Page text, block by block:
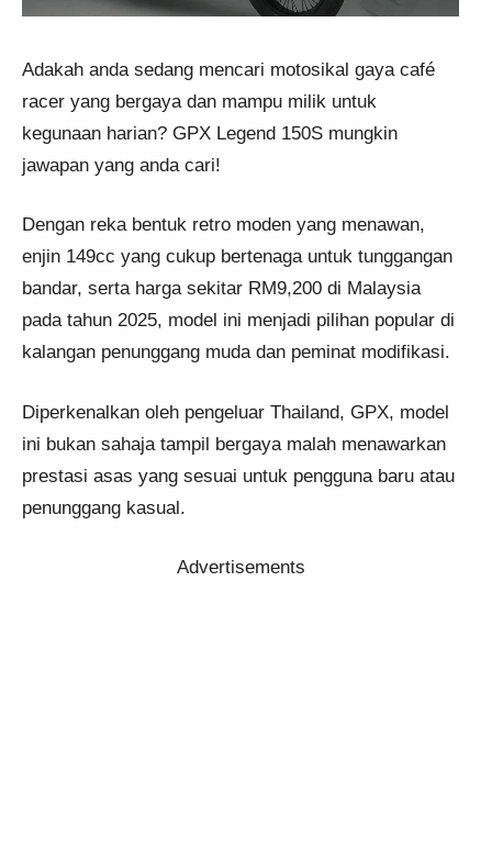
Adakah anda sedang mencari motosikal gaya café
racer yang bergaya dan mampu milik untuk
kegunaan harian? GPX Legend 150S mungkin
jawapan yang anda cari!
Dengan reka bentuk retro moden yang menawan,
enjin 149cc yang cukup bertenaga untuk tunggangan
bandar, serta harga sekitar RM9,200 di Malaysia
pada tahun 2025, model ini menjadi pilihan popular di
kalangan penunggang muda dan peminat modifikasi.
Diperkenalkan oleh pengeluar Thailand, GPX, model
ini bukan sahaja tampil bergaya malah menawarkan
prestasi asas yang sesuai untuk pengguna baru atau
penunggang kasual.
Advertisements